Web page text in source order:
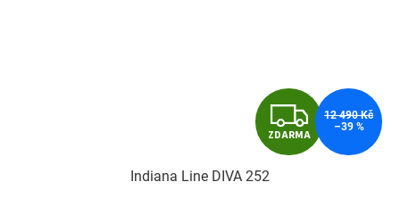
Z
D
ZDARMA
12 490 Kč
–39 %
Indiana Line DIVA 252